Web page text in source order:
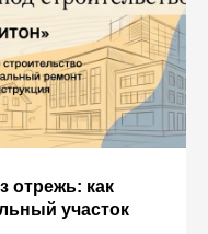
отрежь: как
участок